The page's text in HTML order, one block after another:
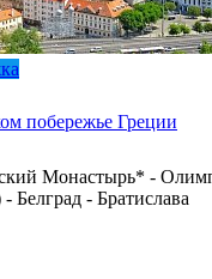
побережье Греции
Монастырь* -
Белград - Братислава